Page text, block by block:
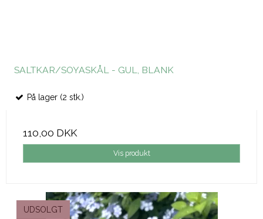
SALTKAR/SOYASKÅL - GUL, BLANK
På lager (2 stk.)
110,00 DKK
Vis produkt
UDSOLGT